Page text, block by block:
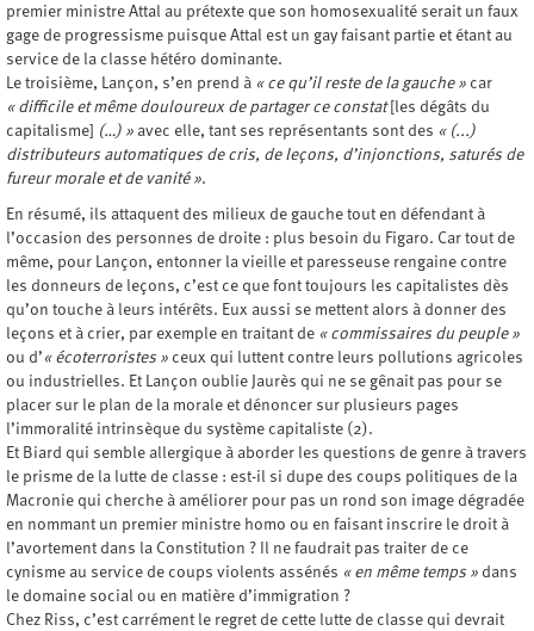
premier ministre Attal au prétexte que son homosexualité serait un faux
gage de progressisme puisque Attal est un gay faisant partie et étant au
service de la classe hétéro dominante.
Le troisième, Lançon, s’en prend à « ce qu’il reste de la gauche » car
« difficile et même douloureux de partager ce constat[les dégâts du
capitalisme]
(…) » avec elle, tant ses représentants sont des « (...)
distributeurs automatiques de cris, de leçons, d’injonctions, saturés de
fureur morale et de vanité ».
En résumé, ils attaquent des milieux de gauche tout en défendant à
l’occasion des personnes de droite : plus besoin du Figaro. Car tout de
même, pour Lançon, entonner la vieille et paresseuse rengaine contre
les donneurs de leçons, c’est ce que font toujours les capitalistes dès
qu’on touche à leurs intérêts. Eux aussi se mettent alors à donner des
leçons et à crier, par exemple en traitant de « commissaires du peuple »
ou d’ « écoterroristes » ceux qui luttent contre leurs pollutions agricoles
ou industrielles. Et Lançon oublie Jaurès qui ne se gênait pas pour se
placer sur le plan de la morale et dénoncer sur plusieurs pages
l’immoralité intrinsèque du système capitaliste (2).
Et Biard qui semble allergique à aborder les questions de genre à travers
le prisme de la lutte de classe : est-il si dupe des coups politiques de la
Macronie qui cherche à améliorer pour pas un rond son image dégradée
en nommant un premier ministre homo ou en faisant inscrire le droit à
l’avortement dans la Constitution ? Il ne faudrait pas traiter de ce
cynisme au service de coups violents assénés « en même temps » dans
le domaine social ou en matière d’immigration ?
Chez Riss, c’est carrément le regret de cette lutte de classe qui devrait